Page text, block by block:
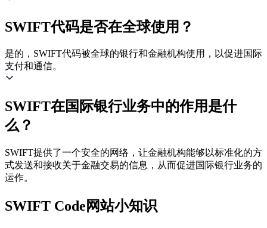
SWIFT代码是否在全球使用？
是的，SWIFT代码被全球的银行和金融机构使用，以促进国际
支付和通信。
SWIFT在国际银行业务中的作用是什
么？
SWIFT提供了一个安全的网络，让金融机构能够以标准化的方
式发送和接收关于金融交易的信息，从而促进国际银行业务的
运作。
SWIFT Code网站小知识